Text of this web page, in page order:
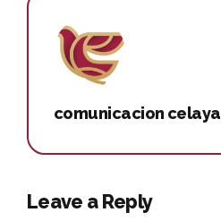
comunicacion celaya
Leave a Reply